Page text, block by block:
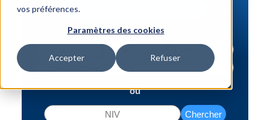
vos préférences.
Paramètres des cookies
Accepter Refuser
ou
Chercher